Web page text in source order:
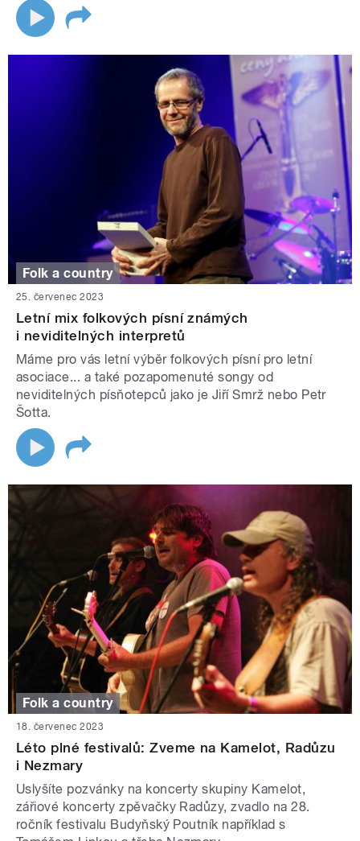
Folk a country
25. červenec 2023
Letní mix folkových písní známých
i neviditelných interpretů
Máme pro vás letní výběr folkových písní pro letní
asociace... a také pozapomenuté songy od
neviditelných písňotepců jako je Jiří Smrž nebo Petr
Šotta.
Folk a country
18. červenec 2023
Léto plné festivalů: Zveme na Kamelot, Radůzu
i Nezmary
Uslyšíte pozvánky na koncerty skupiny Kamelot,
zářiové koncerty zpěvačky Radůzy, zvadlo na 28.
ročník festivalu Budyňský Poutník například s